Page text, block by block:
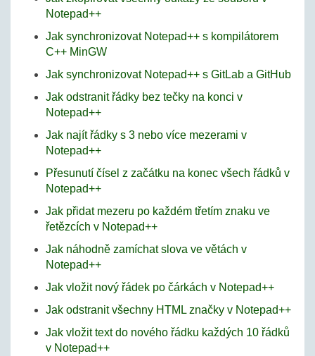
Notepad++
Jak synchronizovat Notepad++ s kompilátorem
C++ MinGW
Jak synchronizovat Notepad++ s GitLab a GitHub
Jak odstranit řádky bez tečky na konci v
Notepad++
Jak najít řádky s 3 nebo více mezerami v
Notepad++
Přesunutí čísel z začátku na konec všech řádků v
Notepad++
Jak přidat mezeru po každém třetím znaku ve
řetězcích v Notepad++
Jak náhodně zamíchat slova ve větách v
Notepad++
Jak vložit nový řádek po čárkách v Notepad++
Jak odstranit všechny HTML značky v Notepad++
Jak vložit text do nového řádku každých 10 řádků
v Notepad++